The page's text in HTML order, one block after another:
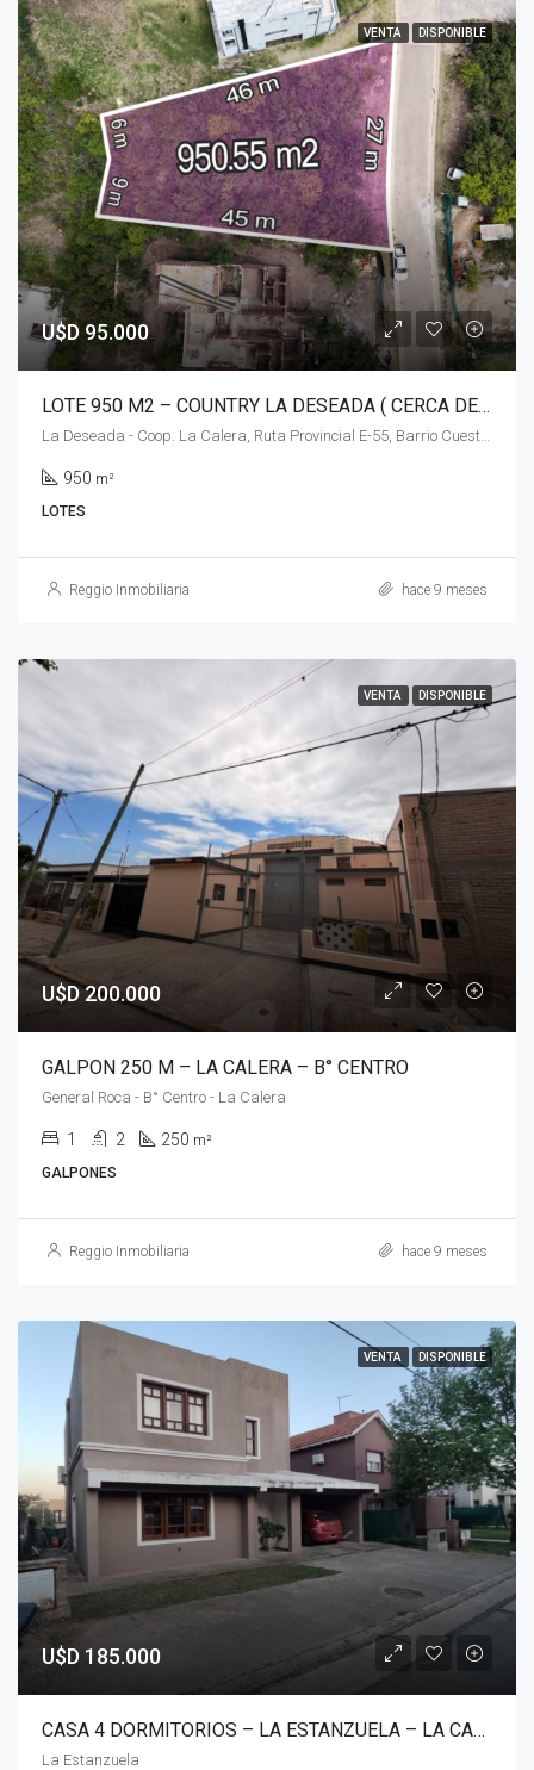
VENTA DISPONIBLE
U$D 95.000
LOTE 950 M2 – COUNTRY LA DESEADA ( CERCA DEL INGRESO) – LA CALERA
950 m²
LOTES
Reggio Inmobiliaria hace 9 meses
VENTA DISPONIBLE
U$D 200.000
GALPON 250 M – LA CALERA – B° CENTRO
General Roca - B° Centro - La Calera
1 2 250 m²
GALPONES
Reggio Inmobiliaria hace 9 meses
VENTA DISPONIBLE
U$D 185.000
CASA 4 DORMITORIOS – LA ESTANZUELA – LA CALERA
La Estanzuela